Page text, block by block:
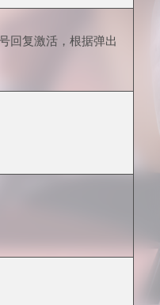
回复激活，根据弹出